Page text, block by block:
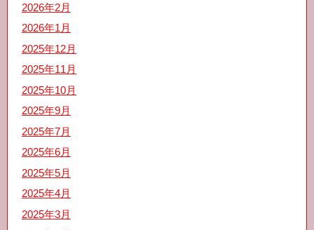
2026年2月
2026年1月
2025年12月
2025年11月
2025年10月
2025年9月
2025年7月
2025年6月
2025年5月
2025年4月
2025年3月